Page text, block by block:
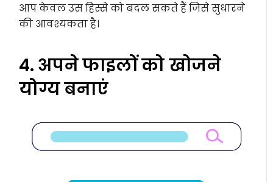
आप केवल उस हिस्से को बदल सकते हैं जिसे सुधारने
की आवश्यकता है।
4. अपने फाइलों को खोजने
योग्य बनाएं